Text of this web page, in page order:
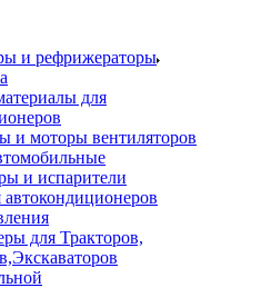
и рефрижераторы
для
и моторы вентиляторов
и испарители
для Тракторов,